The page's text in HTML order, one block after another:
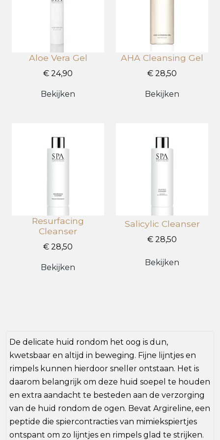
Aloe Vera Gel
€ 24,90
Bekijken
AHA Cleansing Gel
€ 28,50
Bekijken
Resurfacing
Cleanser
€ 28,50
Bekijken
Salicylic Cleanser
€ 28,50
Bekijken
De delicate huid rondom het oog is dun,
kwetsbaar en altijd in beweging. Fijne lijntjes en
rimpels kunnen hierdoor sneller ontstaan. Het is
daarom belangrijk om deze huid soepel te houden
en extra aandacht te besteden aan de verzorging
van de huid rondom de ogen. Bevat Argireline, een
peptide die spiercontracties van mimiekspiertjes
ontspant om zo lijntjes en rimpels glad te strijken.